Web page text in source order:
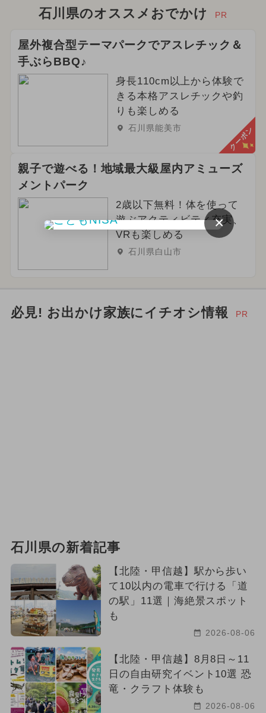
2024年4月のイベント
2026年5月のイベント
2024年9月のイベント
スイーツビュッフェ
2024年7月のイベント
2024年6月のイベント
2024年3月のイベント
2024年2月のイベント
2024年12月のイベント クリスマス
2026年6月のイベント
石川県のオススメおでかけ PR
屋外複合型テーマパークでアスレチック＆
手ぶらBBQ♪
身長110cm以上から体験で
きる本格アスレチックや釣
りも楽しめる
石川県能美市 クーポン
親子で遊べる！地域最大級屋内アミューズ
メントパーク
2歳以下無料！体を使って
遊ぶアクティビティ充実、
VRも楽しめる
石川県白山市
必見! お出かけ家族にイチオシ情報 PR
石川県の新着記事
【北陸・甲信越】駅から歩い
て10以内の電車で行ける「道
の駅」11選｜海絶景スポット
も
2026-08-06
【北陸・甲信越】8月8日～11
日の自由研究イベント10選 恐
竜・クラフト体験も
2026-08-06
×